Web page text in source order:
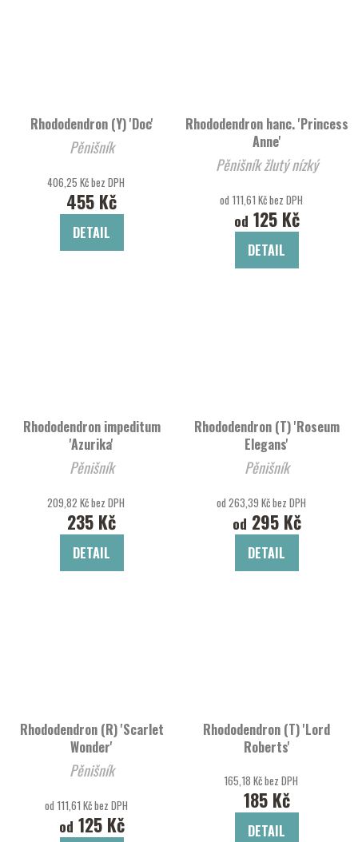
Rhododendron (Y) 'Doc'
Pěnišník
406,25 Kč bez DPH
455 Kč
DETAIL
Rhododendron hanc. 'Princess
Anne'
Pěnišník žlutý nízký
od 111,61 Kč bez DPH
od 125 Kč
DETAIL
Rhododendron impeditum
'Azurika'
Pěnišník
209,82 Kč bez DPH
235 Kč
DETAIL
Rhododendron (T) 'Roseum
Elegans'
Pěnišník
od 263,39 Kč bez DPH
od 295 Kč
DETAIL
Rhododendron (R) 'Scarlet
Wonder'
Pěnišník
od 111,61 Kč bez DPH
od 125 Kč
Rhododendron (T) 'Lord
Roberts'
165,18 Kč bez DPH
185 Kč
DETAIL